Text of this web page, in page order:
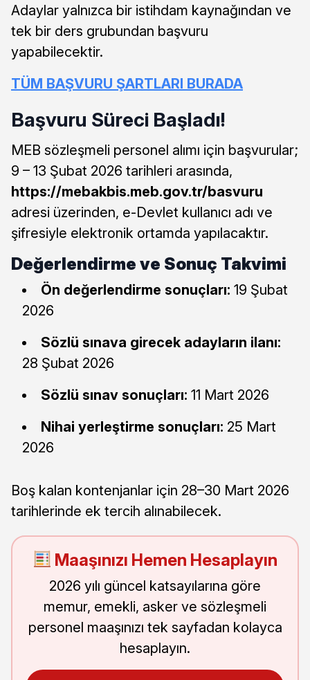
Adaylar yalnızca bir istihdam kaynağından ve
tek bir ders grubundan başvuru
yapabilecektir.
TÜM BAŞVURU ŞARTLARI BURADA
Başvuru Süreci Başladı!
MEB sözleşmeli personel alımı için başvurular;
9 – 13 Şubat 2026 tarihleri arasında,
https://mebakbis.meb.gov.tr/basvuru
adresi üzerinden, e-Devlet kullanıcı adı ve
şifresiyle elektronik ortamda yapılacaktır.
Değerlendirme ve Sonuç Takvimi
Ön değerlendirme sonuçları: 19 Şubat
2026
Sözlü sınava girecek adayların ilanı:
28 Şubat 2026
Sözlü sınav sonuçları: 11 Mart 2026
Nihai yerleştirme sonuçları: 25 Mart
2026
Boş kalan kontenjanlar için 28–30 Mart 2026
tarihlerinde ek tercih alınabilecek.
Maaşınızı Hemen Hesaplayın
2026 yılı güncel katsayılarına göre
memur, emekli, asker ve sözleşmeli
personel maaşınızı tek sayfadan kolayca
hesaplayın.